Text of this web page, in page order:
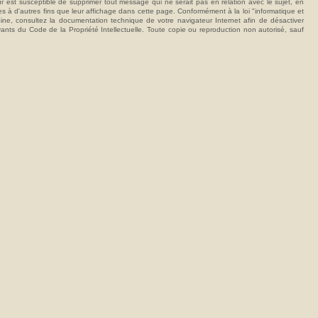
susceptible de supprimer tout message qui ne serait pas en relation avec le sujet, en
à d'autres fins que leur affichage dans cette page. Conformément à la loi "informatique et
consultez la documentation technique de votre navigateur Internet afin de désactiver
du Code de la Propriété Intellectuelle. Toute copie ou reproduction non autorisé, sauf